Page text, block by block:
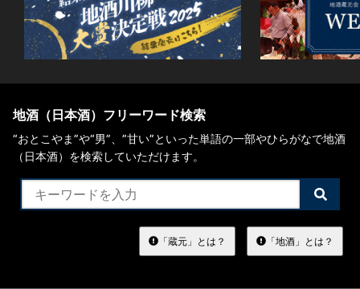
地酒（日本酒）フリーワード検索
“おとこやま”や“男”、”甘い”といった単語の一部やひらがなで地酒
（日本酒）を検索していただけます。
検
索
る
「蔵元」とは？ 「地酒」とは？